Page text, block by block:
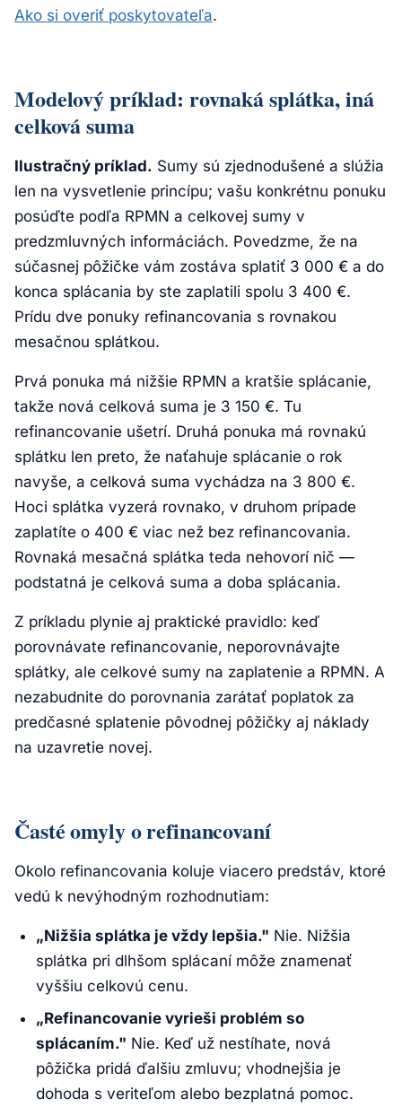
Ako si overiť poskytovateľa.
Modelový príklad: rovnaká splátka, iná
celková suma
Ilustračný príklad. Sumy sú zjednodušené a slúžia
len na vysvetlenie princípu; vašu konkrétnu ponuku
posúďte podľa RPMN a celkovej sumy v
predzmluvných informáciách. Povedzme, že na
súčasnej pôžičke vám zostáva splatiť 3 000 € a do
konca splácania by ste zaplatili spolu 3 400 €.
Prídu dve ponuky refinancovania s rovnakou
mesačnou splátkou.
Prvá ponuka má nižšie RPMN a kratšie splácanie,
takže nová celková suma je 3 150 €. Tu
refinancovanie ušetrí. Druhá ponuka má rovnakú
splátku len preto, že naťahuje splácanie o rok
navyše, a celková suma vychádza na 3 800 €.
Hoci splátka vyzerá rovnako, v druhom prípade
zaplatíte o 400 € viac než bez refinancovania.
Rovnaká mesačná splátka teda nehovorí nič —
podstatná je celková suma a doba splácania.
Z príkladu plynie aj praktické pravidlo: keď
porovnávate refinancovanie, neporovnávajte
splátky, ale celkové sumy na zaplatenie a RPMN. A
nezabudnite do porovnania zarátať poplatok za
predčasné splatenie pôvodnej pôžičky aj náklady
na uzavretie novej.
Časté omyly o refinancovaní
Okolo refinancovania koluje viacero predstáv, ktoré
vedú k nevýhodným rozhodnutiam:
„Nižšia splátka je vždy lepšia." Nie. Nižšia
splátka pri dlhšom splácaní môže znamenať
vyššiu celkovú cenu.
„Refinancovanie vyrieši problém so
splácaním." Nie. Keď už nestíhate, nová
pôžička pridá ďalšiu zmluvu; vhodnejšia je
dohoda s veriteľom alebo bezplatná pomoc.